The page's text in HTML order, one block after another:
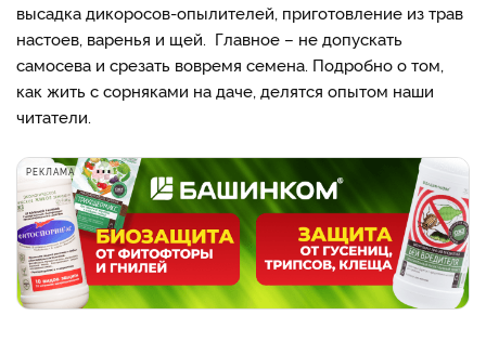
высадка дикоросов-опылителей, приготовление из трав
настоев, варенья и щей. Главное – не допускать
самосева и срезать вовремя семена. Подробно о том,
как жить с сорняками на даче, делятся опытом наши
читатели.
РЕКЛАМА